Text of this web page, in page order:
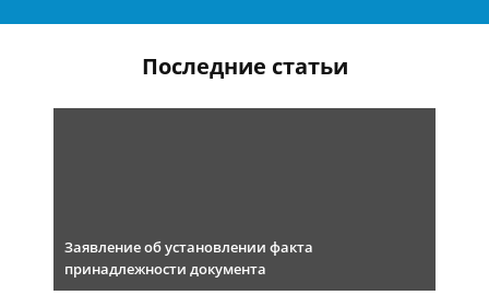
Последние статьи
Заявление об установлении факта
принадлежности документа